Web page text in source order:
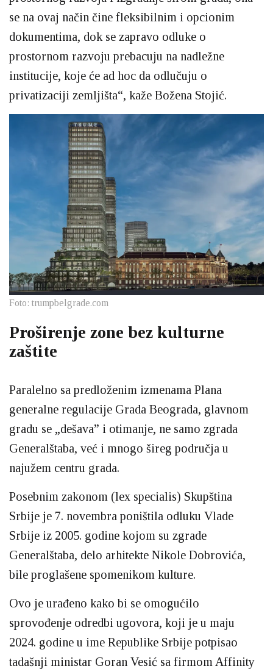
se na ovaj način čine fleksibilnim i opcionim
dokumentima, dok se zapravo odluke o
prostornom razvoju prebacuju na nadležne
institucije, koje će ad hoc da odlučuju o
privatizaciji zemljišta“, kaže Božena Stojić.
Foto: trumpbelgrade.com
Proširenje zone bez kulturne
zaštite
Paralelno sa predloženim izmenama Plana
generalne regulacije Grada Beograda, glavnom
gradu se „dešava” i otimanje, ne samo zgrada
Generalštaba, već i mnogo šireg područja u
najužem centru grada.
Posebnim zakonom (lex specialis) Skupština
Srbije je 7. novembra poništila odluku Vlade
Srbije iz 2005. godine kojom su zgrade
Generalštaba, delo arhitekte Nikole Dobrovića,
bile proglašene spomenikom kulture.
Ovo je urađeno kako bi se omogućilo
sprovođenje odredbi ugovora, koji je u maju
2024. godine u ime Republike Srbije potpisao
tadašnji ministar Goran Vesić sa firmom Affinity